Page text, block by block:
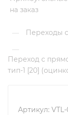
на заказ
—
Переходы
—
Переход с
тип-1 [20]
Артикул: